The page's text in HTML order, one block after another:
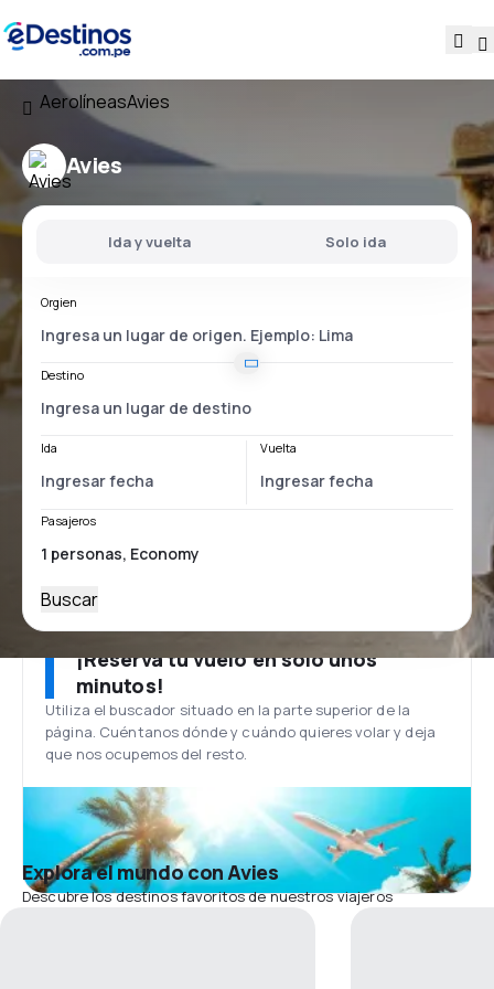
AerolíneasAvies
Avies
Ida y vuelta Solo ida
Orgien
Destino
Ida Vuelta
Pasajeros
Buscar
¡Reserva tu vuelo en solo unos
minutos!
Utiliza el buscador situado en la parte superior de la
página. Cuéntanos dónde y cuándo quieres volar y deja
que nos ocupemos del resto.
Explora el mundo con Avies
Descubre los destinos favoritos de nuestros viajeros